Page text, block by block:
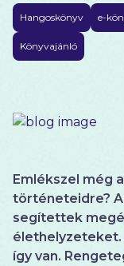
Hangoskönyv e-
Könyvajánló
Emlékszel még
történeteidre?
segítettek
élethelyzeteket.
így van.